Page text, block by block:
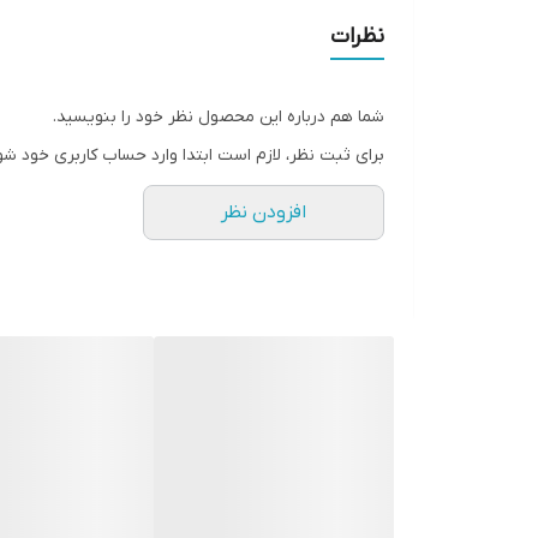
نظرات
شما هم درباره این محصول نظر خود را بنویسید.
برای ثبت نظر، لازم است ابتدا وارد حساب کاربری خود
افزودن نظر